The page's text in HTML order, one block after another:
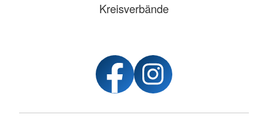
Kreisverbände